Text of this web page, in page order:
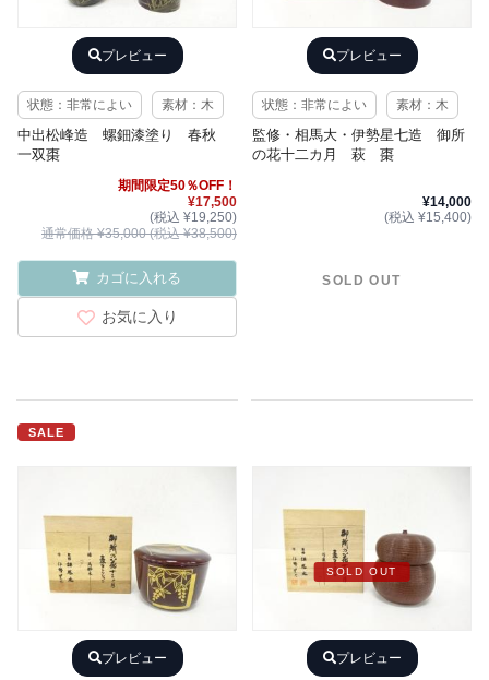
プレビュー
状態：非常によい 素材：木
中出松峰造 螺鈿漆塗り 春秋
一双棗
期間限定50％OFF！
¥17,500
(税込 ¥19,250)
通常価格 ¥35,000 (税込 ¥38,500)
カゴに入れる
お気に入り
プレビュー
状態：非常によい 素材：木
監修・相馬大・伊勢星七造 御所
の花十二カ月 萩 棗
¥14,000
(税込 ¥15,400)
SOLD OUT
SALE
プレビュー
SOLD OUT
プレビュー